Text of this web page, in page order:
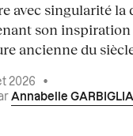
avec singularité la
son inspiration
ancienne du
2026
•
Annabelle GARBIGLIA